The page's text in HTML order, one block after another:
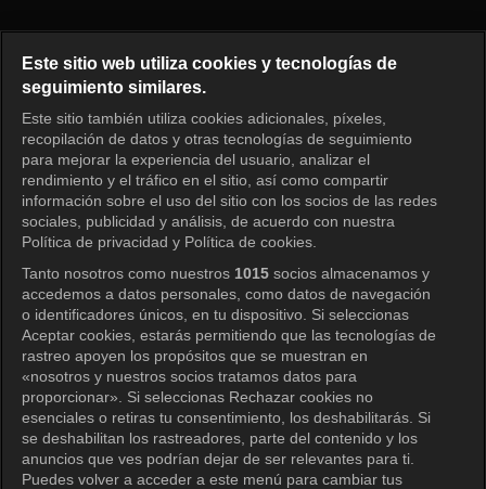
Iniciar sesión
Este sitio web utiliza cookies y tecnologías de
seguimiento similares.
Este sitio también utiliza cookies adicionales, píxeles,
recopilación de datos y otras tecnologías de seguimiento
para mejorar la experiencia del usuario, analizar el
rendimiento y el tráfico en el sitio, así como compartir
información sobre el uso del sitio con los socios de las redes
sociales, publicidad y análisis, de acuerdo con nuestra
Política de privacidad y Política de cookies.
Tanto nosotros como nuestros 1015 socios almacenamos y
accedemos a datos personales, como datos de navegación
o identificadores únicos, en tu dispositivo. Si seleccionas
Aceptar cookies, estarás permitiendo que las tecnologías de
rastreo apoyen los propósitos que se muestran en
«nosotros y nuestros socios tratamos datos para
proporcionar». Si seleccionas Rechazar cookies no
esenciales o retiras tu consentimiento, los deshabilitarás. Si
se deshabilitan los rastreadores, parte del contenido y los
anuncios que ves podrían dejar de ser relevantes para ti.
Puedes volver a acceder a este menú para cambiar tus